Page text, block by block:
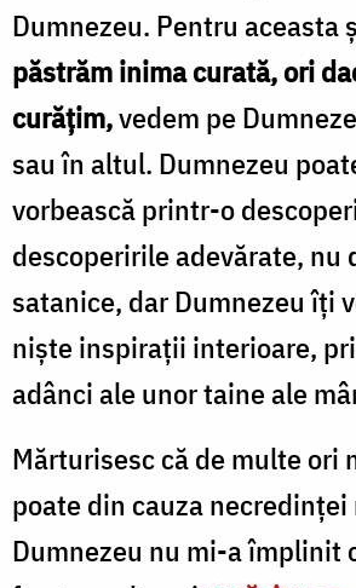
Dumnezeu. Pentru aceasta
păstrăm inima curată, ori
curățim,vedem pe
sau în altul. Dumnezeu
vorbească printr-o
descoperirile adevărate, nu
satanice, dar Dumnezeu îți
niște inspirații interioare,
adânci ale unor taine ale
Mărturisesc că de multe ori
poate din cauza necredinței
Dumnezeu nu mi-a împlinit